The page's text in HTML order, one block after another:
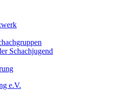
Schachjugend